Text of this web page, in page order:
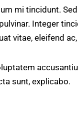
mi tincidunt.
Integer
vitae, eleifend
sunt, explicabo.